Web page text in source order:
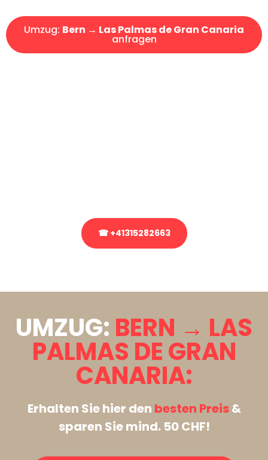
Umzug: Bern → Las Palmas de Gran Canaria
anfragen
☎ +41315282663
UMZUG: BERN → LAS
PALMAS DE GRAN
CANARIA:
Erhalten Sie hier den besten Preis&
sparen Sie mind. 50 CHF!